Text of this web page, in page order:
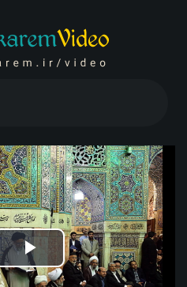
Play